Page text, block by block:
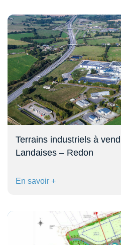
Terrains industriels à
Landaises – Redon
En savoir +